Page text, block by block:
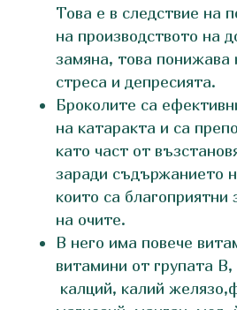
Това е в следствие на
на производството на
замяна, това понижава
стреса и депресията.
Броколите са
на катаракта и са
като част от
заради съдържанието
които са благоприятни
на очите.
В него има повече
витамини от групата
калций, калий